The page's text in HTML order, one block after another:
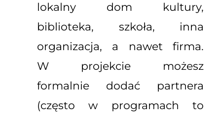
lokalny dom kultury,
biblioteka, szkoła, inna
organizacja, a nawet firma.
W projekcie możesz
formalnie dodać partnera
(często w programach to